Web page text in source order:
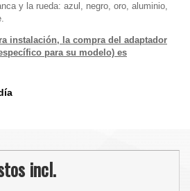
y la rueda: azul, negro, oro, aluminio,
instalación, la compra del adaptador
para su modelo) es
incl.